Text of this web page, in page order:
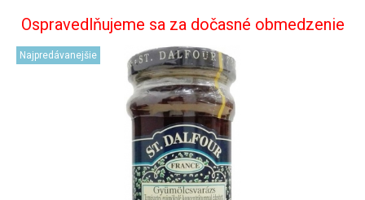
Ospravedlňujeme sa za dočasné obmedzenie
Najpredávanejšie